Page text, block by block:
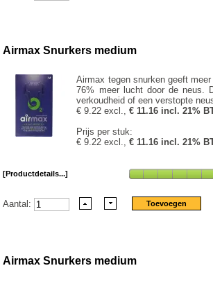
Airmax Snurkers medium
Airmax tegen snurken geeft
76% meer lucht door de neus.
verkoudheid of een verstopte
€ 9.22 excl.,€ 11.16 incl. 21%
Prijs per stuk:
€ 9.22 excl.,€ 11.16 incl. 21%
[Productdetails...]
Aantal:
Airmax Snurkers medium